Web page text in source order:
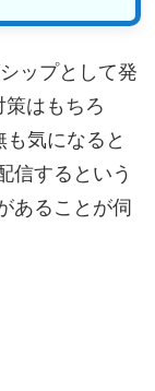
ップとして発
はもちろ
気になると
信するという
あることが伺